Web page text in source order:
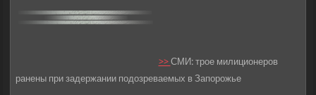
>>СМИ: трое милиционеров
ранены при задержании подозреваемых в Запорожье